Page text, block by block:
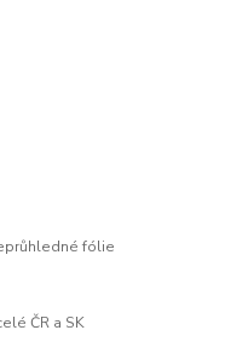
fólie
ČR a SK